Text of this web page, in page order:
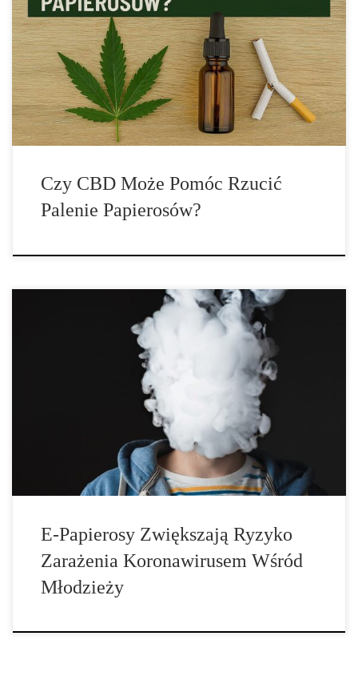
W Skrócie Badanie z University College London wykazało, że
inhalacja CBD zmniejszyła liczbę wypalanych papierosów średnio
o 40%. CBD nie […]
Czy CBD Może Pomóc Rzucić
Palenie Papierosów?
Wśród młodzieży i młodych dorosłych, gdy używają e-papierosów
prawdopodobieństwo zakażenia koronawirusem jest nawet 7 razy
większe. Jest to wynik dużego […]
E-Papierosy Zwiększają Ryzyko
Zarażenia Koronawirusem Wśród
Młodzieży